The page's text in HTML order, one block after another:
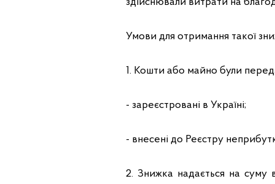
здійснювали витрати на
Умови для отримання такої
1. Кошти або майно були
- зареєстровані в Україні;
- внесені до Реєстру
2. Знижка надається на суму